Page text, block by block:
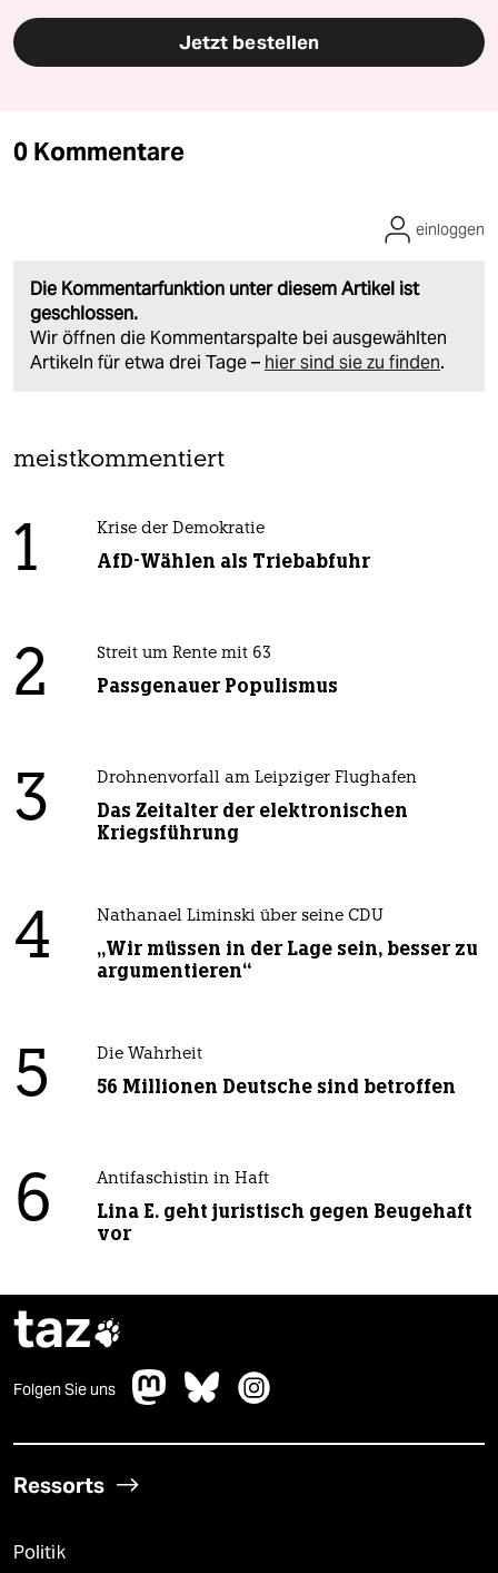
Jetzt bestellen
0 Kommentare
Die Kommentarfunktion unter diesem Artikel ist
geschlossen.
Wir öffnen die Kommentarspalte bei ausgewählten
Artikeln für etwa drei Tage – hier sind sie zu finden.
einloggen
meistkommentiert
1 Krise der Demokratie
AfD-Wählen als Triebabfuhr
2 Streit um Rente mit 63
Passgenauer Populismus
3 Drohnenvorfall am Leipziger Flughafen
Das Zeitalter der elektronischen
Kriegsführung
4 Nathanael Liminski über seine CDU
„Wir müssen in der Lage sein, besser zu
argumentieren“
5 Die Wahrheit
56 Millionen Deutsche sind betroffen
6 Antifaschistin in Haft
Lina E. geht juristisch gegen Beugehaft
vor
taz
Folgen Sie uns
Ressorts
Politik